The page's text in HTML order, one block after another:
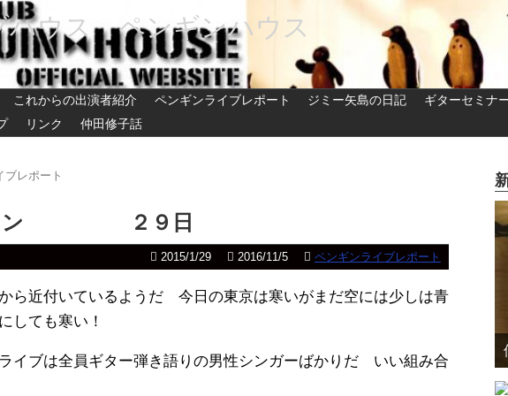
ハウス ペンギンハウス
これからの出演者紹介 ペンギンライブレポート ジミー矢島の日記
ギターセミナ
リンク 仲田修子話
ブレポート
トン ２９日
2015/1/29 2016/11/5 ペンギンライブレポート
ら近付いているようだ 今日の東京は寒いがまだ空には少しは青
しても寒い！
イブは全員ギター弾き語りの男性シンガーばかりだ いい組み合